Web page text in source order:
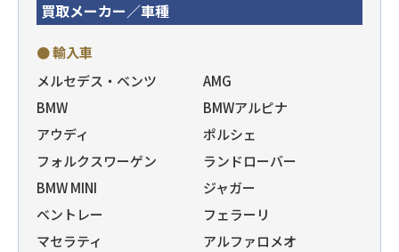
買取メーカー／車種
● 輸入車
メルセデス・ベンツ
AMG
BMW
BMWアルピナ
アウディ
ポルシェ
フォルクスワーゲン
ランドローバー
BMW MINI
ジャガー
ベントレー
フェラーリ
マセラティ
アルファロメオ